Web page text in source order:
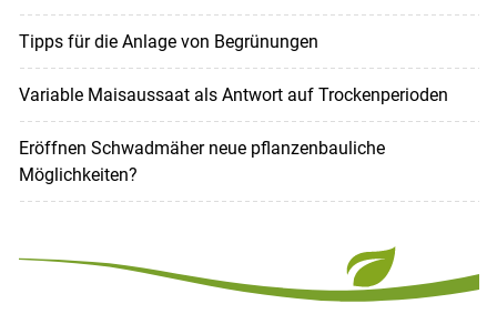
Tipps für die Anlage von Begrünungen
Variable Maisaussaat als Antwort auf Trockenperioden
Eröffnen Schwadmäher neue pflanzenbauliche
Möglichkeiten?